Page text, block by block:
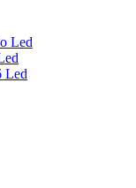
Led
Led